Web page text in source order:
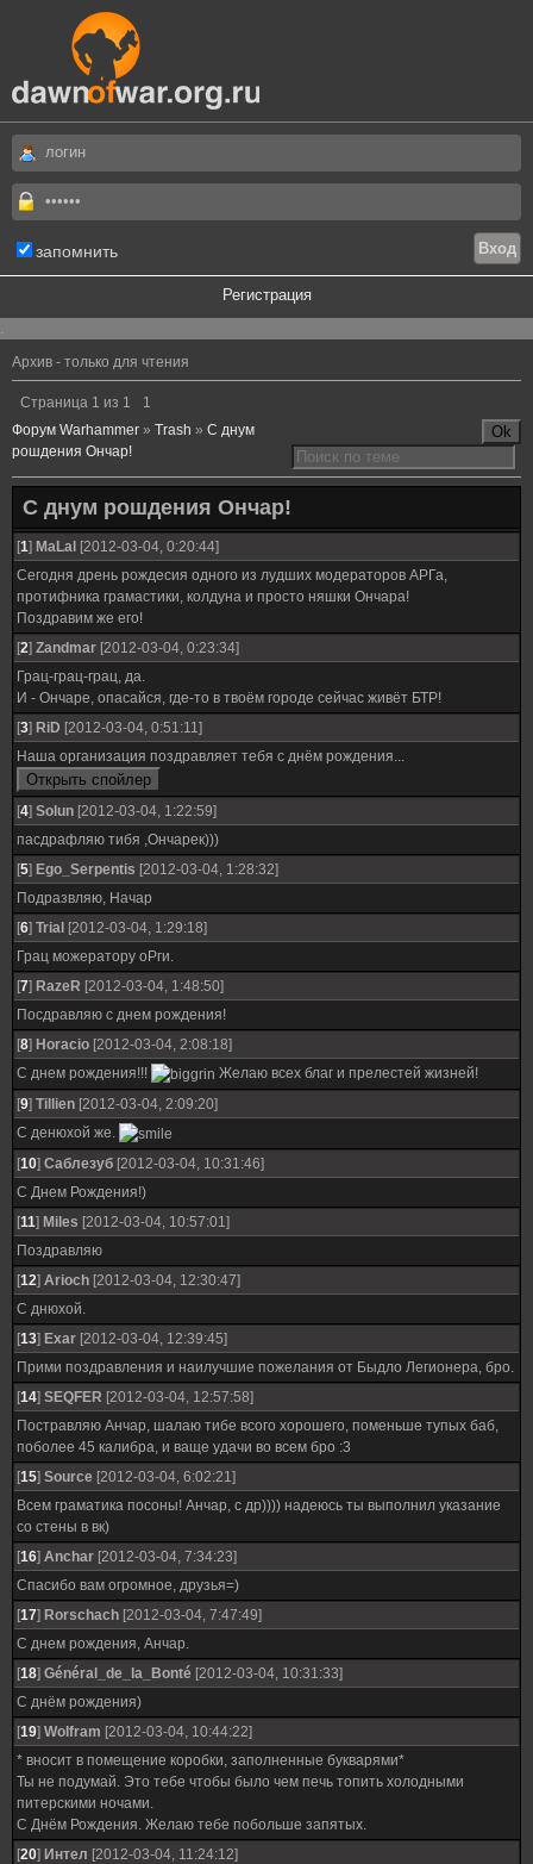
запомнить
Регистрация
.
Архив - только для чтения
Страница 1 из 1
1
Форум Warhammer » Trash » С днум
рошдения Ончар!
С днум рошдения Ончар!
[1] MaLal [2012-03-04, 0:20:44]
Сегодня дрень рождесия одного из лудших модераторов АРГа,
протифника грамастики, колдуна и просто няшки Ончара!
Поздравим же его!
[2] Zandmar [2012-03-04, 0:23:34]
Грац-грац-грац, да.
И - Ончаре, опасайся, где-то в твоём городе сейчас живёт БТР!
[3] RiD [2012-03-04, 0:51:11]
Наша организация поздравляет тебя с днём рождения...
[4] Solun [2012-03-04, 1:22:59]
пасдрафляю тибя ,Ончарек)))
[5] Ego_Serpentis [2012-03-04, 1:28:32]
Подразвляю, Начар
[6] Trial [2012-03-04, 1:29:18]
Грац можератору оРги.
[7] RazeR [2012-03-04, 1:48:50]
Посдравляю с днем рождения!
[8] Horacio [2012-03-04, 2:08:18]
С днем рождения!!!
Желаю всех благ и прелестей жизней!
[9] Tillien [2012-03-04, 2:09:20]
С денюхой же.
[10] Саблезуб [2012-03-04, 10:31:46]
С Днем Рождения!)
[11] Miles [2012-03-04, 10:57:01]
Поздравляю
[12] Arioch [2012-03-04, 12:30:47]
С днюхой.
[13] Exar [2012-03-04, 12:39:45]
Прими поздравления и наилучшие пожелания от Быдло Легионера, бро.
[14] SEQFER [2012-03-04, 12:57:58]
Постравляю Анчар, шалаю тибе всого хорошего, поменьше тупых баб,
поболее 45 калибра, и ваще удачи во всем бро :3
[15] Source [2012-03-04, 6:02:21]
Всем граматика посоны! Анчар, с др)))) надеюсь ты выполнил указание
со стены в вк)
[16] Anchar [2012-03-04, 7:34:23]
Спасибо вам огромное, друзья=)
[17] Rorschach [2012-03-04, 7:47:49]
С днем рождения, Анчар.
[18] Général_de_la_Bonté [2012-03-04, 10:31:33]
С днём рождения)
[19] Wolfram [2012-03-04, 10:44:22]
* вносит в помещение коробки, заполненные букварями*
Ты не подумай. Это тебе чтобы было чем печь топить холодными
питерскими ночами.
С Днём Рождения. Желаю тебе побольше запятых.
[20] Интел [2012-03-04, 11:24:12]